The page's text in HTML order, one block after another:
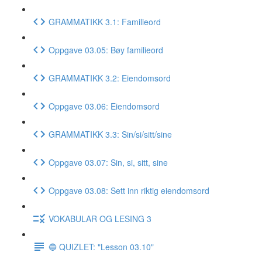
GRAMMATIKK 3.1: Familieord
Oppgave 03.05: Bøy familieord
GRAMMATIKK 3.2: Eiendomsord
Oppgave 03.06: Eiendomsord
GRAMMATIKK 3.3: Sin/si/sitt/sine
Oppgave 03.07: Sin, si, sitt, sine
Oppgave 03.08: Sett inn riktig eiendomsord
VOKABULAR OG LESING 3
🔵 QUIZLET: "Lesson 03.10"